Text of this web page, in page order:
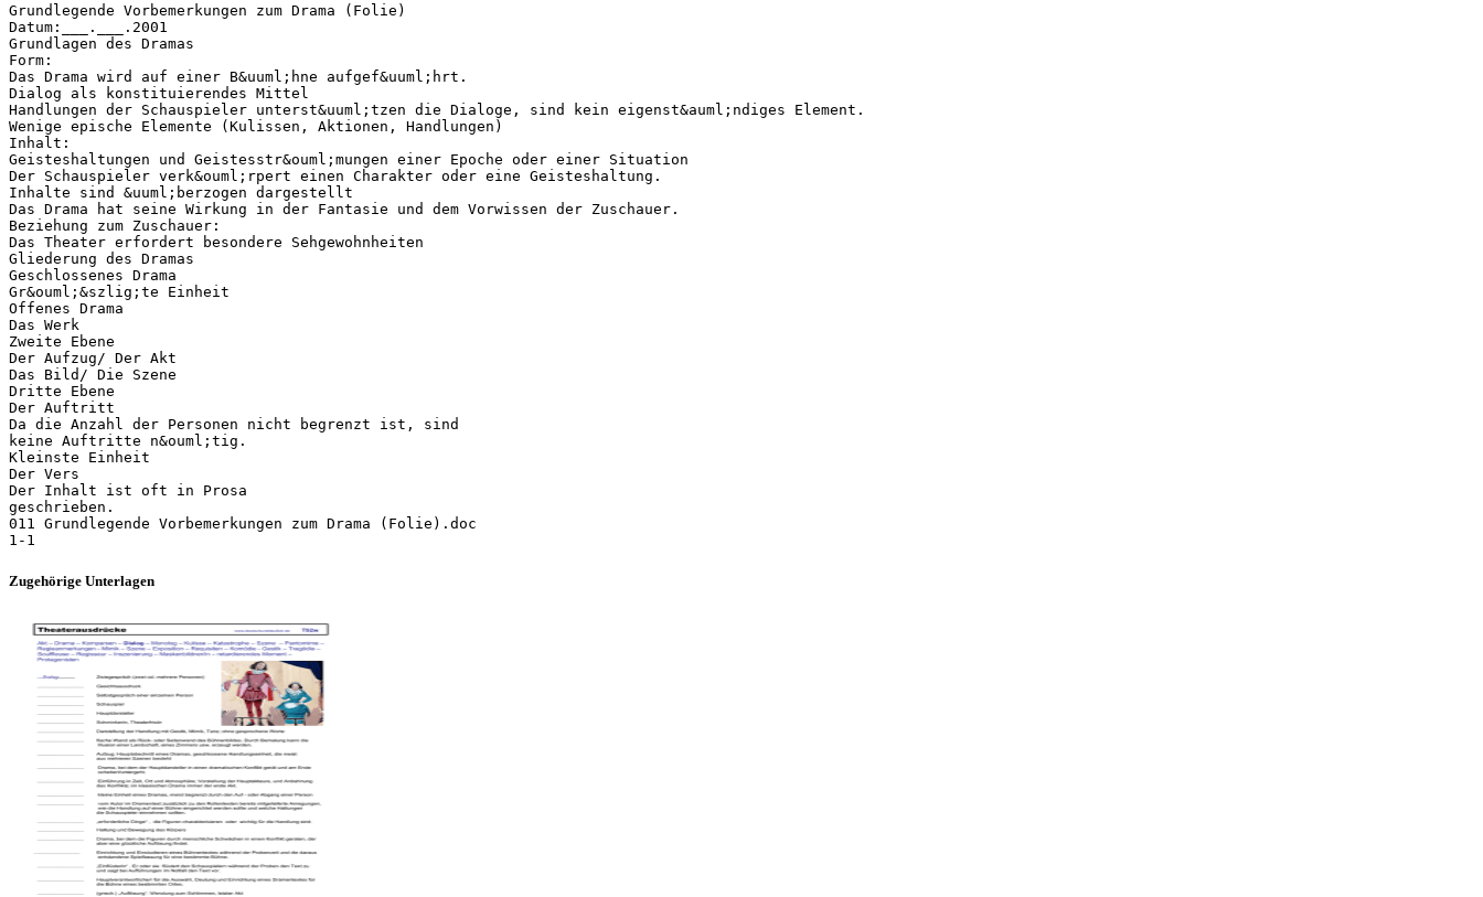
Grundlegende Vorbemerkungen zum Drama (Folie)
Datum:___.___.2001
Grundlagen des Dramas
Form:
Das Drama wird auf einer B&uuml;hne aufgef&uuml;hrt.
Dialog als konstituierendes Mittel
Handlungen der Schauspieler unterst&uuml;tzen die Dialoge, sind kein eigenst&auml;ndiges Element.
Wenige epische Elemente (Kulissen, Aktionen, Handlungen)
Inhalt:
Geisteshaltungen und Geistesstr&ouml;mungen einer Epoche oder einer Situation
Der Schauspieler verk&ouml;rpert einen Charakter oder eine Geisteshaltung.
Inhalte sind &uuml;berzogen dargestellt
Das Drama hat seine Wirkung in der Fantasie und dem Vorwissen der Zuschauer.
Beziehung zum Zuschauer:
Das Theater erfordert besondere Sehgewohnheiten
Gliederung des Dramas
Geschlossenes Drama
Gr&ouml;&szlig;te Einheit
Offenes Drama
Das Werk
Zweite Ebene
Der Aufzug/ Der Akt
Das Bild/ Die Szene
Dritte Ebene
Der Auftritt
Da die Anzahl der Personen nicht begrenzt ist, sind
keine Auftritte n&ouml;tig.
Kleinste Einheit
Der Vers
Der Inhalt ist oft in Prosa
geschrieben.
011 Grundlegende Vorbemerkungen zum Drama (Folie).doc
Zugehörige Unterlagen